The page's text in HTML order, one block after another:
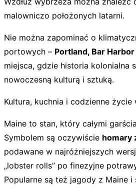
malowniczo położonych latarni.
Nie można zapominać o
portowych – Portland, Bar
miejsca, gdzie historia kolonialna
nowoczesną kulturą i sztuką.
Kultura, kuchnia i codzienne życie
Maine to stan, który całymi
Symbolem są oczywiście homary
podawane w najróżniejszych
„lobster rolls” po finezyjne
Popularne są też jagody z Maine i